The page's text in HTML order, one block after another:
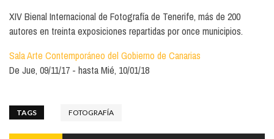
XIV Bienal Internacional de Fotografía de Tenerife, más de 200
autores en treinta exposiciones repartidas por once municipios.
Sala Arte Contemporáneo del Gobierno de Canarias
De Jue, 09/11/17 hastaMié, 10/01/18
TAGS FOTOGRAFÍA